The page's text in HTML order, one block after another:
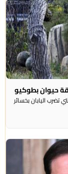
اليابان بخسائر